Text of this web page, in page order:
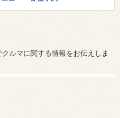
ルマに関する情報をお伝えしま